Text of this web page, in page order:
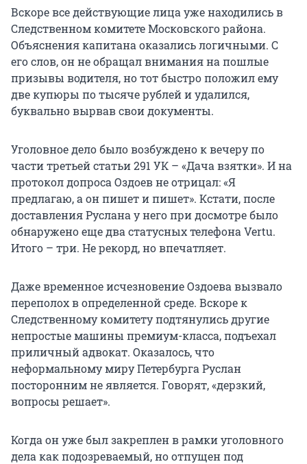
Вскоре все действующие лица уже находились в
Следственном комитете Московского района.
Объяснения капитана оказались логичными. С
его слов, он не обращал внимания на пошлые
призывы водителя, но тот быстро положил ему
две купюры по тысяче рублей и удалился,
буквально вырвав свои документы.
Уголовное дело было возбуждено к вечеру по
части третьей статьи 291 УК – «Дача взятки». И на
протокол допроса Оздоев не отрицал: «Я
предлагаю, а он пишет и пишет». Кстати, после
доставления Руслана у него при досмотре было
обнаружено еще два статусных телефона Vertu.
Итого – три. Не рекорд, но впечатляет.
Даже временное исчезновение Оздоева вызвало
переполох в определенной среде. Вскоре к
Следственному комитету подтянулись другие
непростые машины премиум-класса, подъехал
приличный адвокат. Оказалось, что
неформальному миру Петербурга Руслан
посторонним не является. Говорят, «дерзкий,
вопросы решает».
Когда он уже был закреплен в рамки уголовного
дела как подозреваемый, но отпущен под